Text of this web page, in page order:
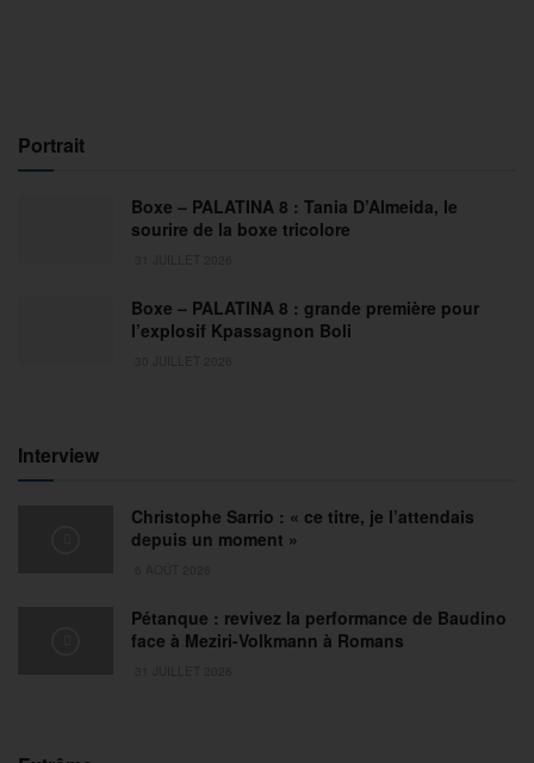
Portrait
Boxe – PALATINA 8 : Tania D’Almeida, le
sourire de la boxe tricolore
Boxe – PALATINA 8 : grande première pour
l’explosif Kpassagnon Boli
Interview
Christophe Sarrio : « ce titre, je l’attendais
depuis un moment »
Pétanque : revivez la performance de Baudino
face à Meziri-Volkmann à Romans